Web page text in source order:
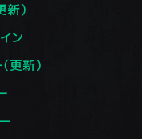
）
ン
更新）